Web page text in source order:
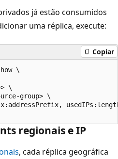
já estão consumidos
uma réplica, execute:
Copiar
\
\
group> \
regionais e IP
, cada réplica geográfica